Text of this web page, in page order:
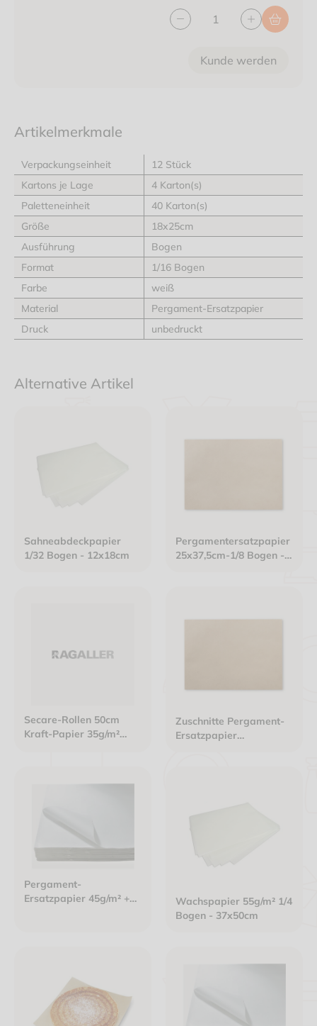
Kunde werden
Artikelmerkmale
Verpackungseinheit
12 Stück
Kartons je Lage
4 Karton(s)
Paletteneinheit
40 Karton(s)
Größe
18x25cm
Ausführung
Bogen
Format
1/16 Bogen
Farbe
weiß
Material
Pergament-Ersatzpapier
Druck
unbedruckt
Alternative Artikel
Sahneabdeckpapier
1/32 Bogen - 12x18cm
Pergamentersatzpapier
25x37,5cm-1/8 Bogen -
Secare-Rollen 50cm
Kraft-Papier 35g/m²
Zuschnitte Pergament-
Ersatzpapier
Pergament-
Ersatzpapier 45g/m² +
Wachspapier 55g/m² 1/4
Bogen - 37x50cm